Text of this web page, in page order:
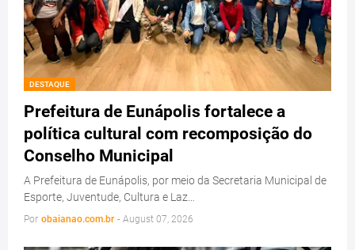
DESTAQUE
Prefeitura de Eunápolis fortalece a
política cultural com recomposição do
Conselho Municipal
A Prefeitura de Eunápolis, por meio da Secretaria Municipal de
Esporte, Juventude, Cultura e Laz…
Por obaianao.com.br - August 07, 2026